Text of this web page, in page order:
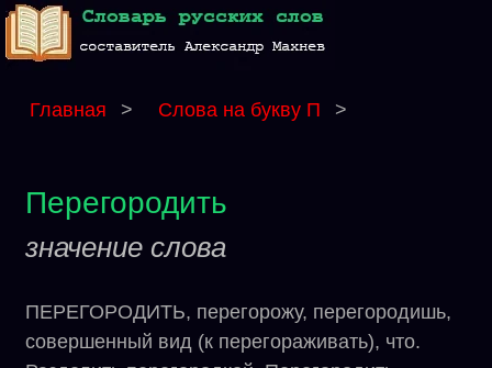
Главная > Слова на букву П >
Перегородить
значение слова
ПЕРЕГОРОДИТЬ, перегорожу, перегородишь,
совершенный вид (к перегораживать), что.